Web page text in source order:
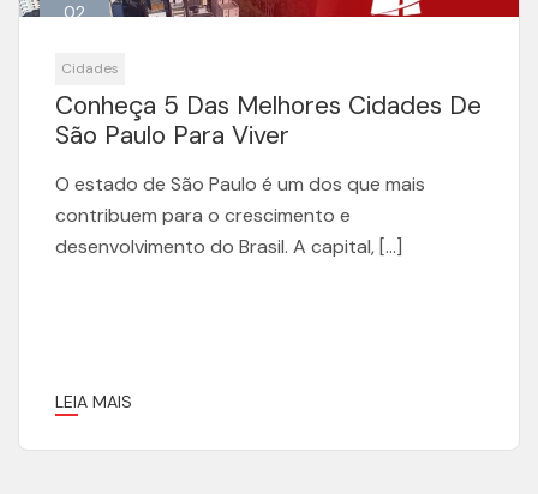
02
Cidades
Conheça 5 Das Melhores Cidades De
São Paulo Para Viver
O estado de São Paulo é um dos que mais
contribuem para o crescimento e
desenvolvimento do Brasil. A capital, […]
LEIA MAIS